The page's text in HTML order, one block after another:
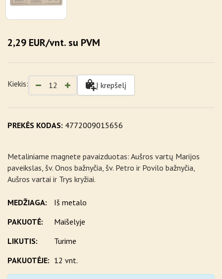
PREKĖS KODAS: 4772009015656
Metaliniame magnete pavaizduotas: Aušros vartų Marijos
paveikslas, šv. Onos bažnyčia, šv. Petro ir Povilo bažnyčia,
Aušros vartai ir Trys kryžiai.
MEDŽIAGA:
Iš metalo
PAKUOTĖ:
Maišelyje
LIKUTIS:
Turime
PAKUOTĖJE: 12 vnt.
2,29 EUR/vnt. su PVM
Kiekis: Į krepšelį